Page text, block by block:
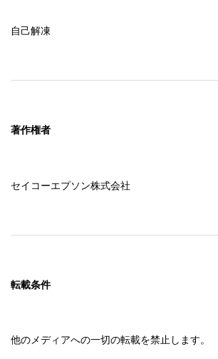
自己解凍
著作権者
セイコーエプソン株式会社
転載条件
他のメディアへの一切の転載を禁止します。